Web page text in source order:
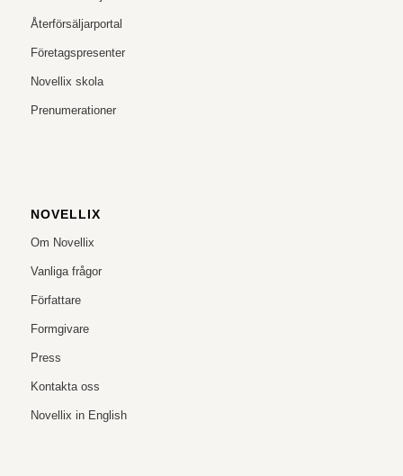
Återförsäljarportal
Företagspresenter
Novellix skola
Prenumerationer
NOVELLIX
Om Novellix
Vanliga frågor
Författare
Formgivare
Press
Kontakta oss
Novellix in English